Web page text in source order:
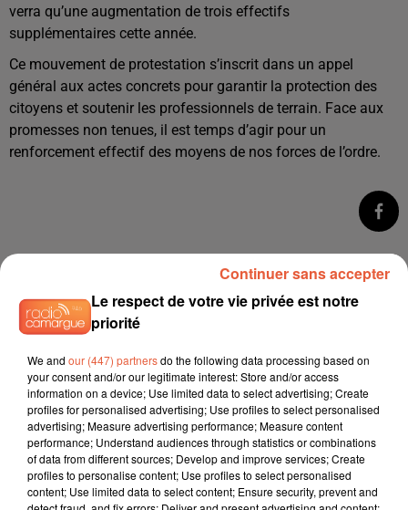
verra qu’une augmentation de trois effectifs
supplémentaires cette année.
Ce mouvement de protestation s’inscrit dans un appel
général aux actes concrets pour garantir la protection des
citoyens et soutenir les professionnels de terrain. Face aux
promesses non tenues, il est temps d’agir pour un
renforcement effectif des moyens de nos forces de l’ordre.
Le respect de votre vie privée est notre
priorité
We and our (447) partnersdo the following data processing based on
your consent and/or our legitimate interest: Store and/or access
information on a device; Use limited data to select advertising; Create
profiles for personalised advertising; Use profiles to select personalised
advertising; Measure advertising performance; Measure content
performance; Understand audiences through statistics or combinations
of data from different sources; Develop and improve services; Create
profiles to personalise content; Use profiles to select personalised
content; Use limited data to select content; Ensure security, prevent and
Continuer sans accepter